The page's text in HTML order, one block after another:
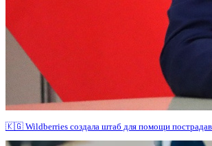
🇰🇬 Wildberries создала штаб для помощи